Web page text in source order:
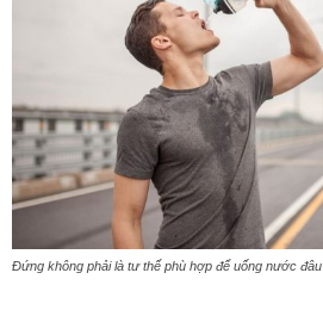
Đứng không phải là tư thế phù hợp để uống nước đâu